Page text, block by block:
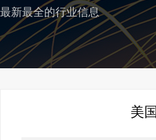
最新最全的行业信息
美